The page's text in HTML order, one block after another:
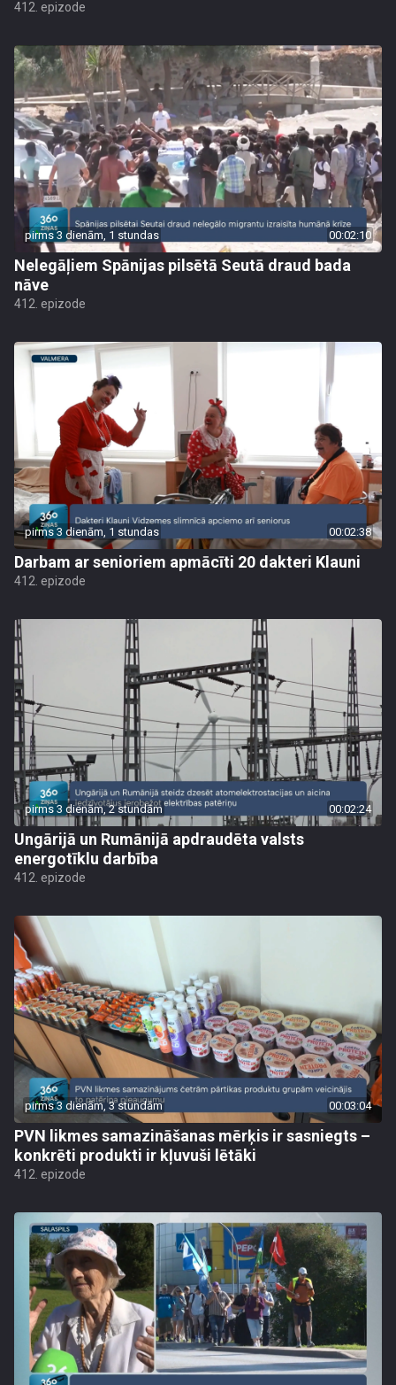
412. epizode
pirms 3 dienām, 1 stundas 00:02:10
Nelegāļiem Spānijas pilsētā Seutā draud bada
nāve
412. epizode
pirms 3 dienām, 1 stundas 00:02:38
Darbam ar senioriem apmācīti 20 dakteri Klauni
412. epizode
pirms 3 dienām, 2 stundām 00:02:24
Ungārijā un Rumānijā apdraudēta valsts
energotīklu darbība
412. epizode
pirms 3 dienām, 3 stundām 00:03:04
PVN likmes samazināšanas mērķis ir sasniegts –
konkrēti produkti ir kļuvuši lētāki
412. epizode